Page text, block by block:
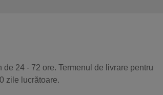
24 - 72 ore. Termenul de livrare pentru
zile lucrătoare.